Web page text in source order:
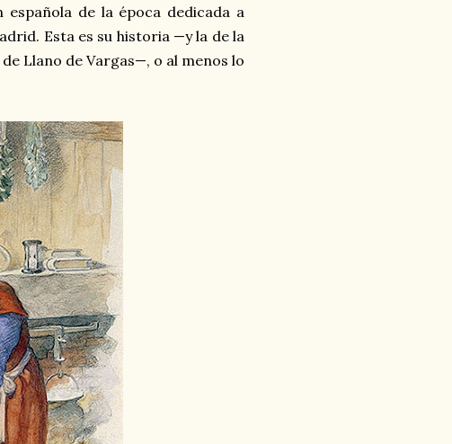
de la época dedicada a
Esta es su historia —y la de la
Llano de Vargas—, o al menos lo